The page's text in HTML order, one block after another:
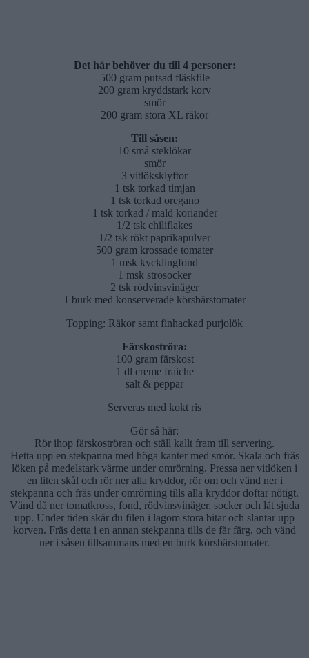
Det här behöver du till 4 personer:
500 gram putsad fläskfile
200 gram kryddstark korv
smör
200 gram stora XL räkor
Till såsen:
10 små steklökar
smör
3 vitlöksklyftor
1 tsk torkad timjan
1 tsk torkad oregano
1 tsk torkad / mald koriander
1/2 tsk chiliflakes
1/2 tsk rökt paprikapulver
500 gram krossade tomater
1 msk kycklingfond
1 msk strösocker
2 tsk rödvinsvinäger
1 burk med konserverade körsbärstomater
Topping: Räkor samt finhackad purjolök
Färskoströra:
100 gram färskost
1 dl creme fraiche
salt & peppar
Serveras med kokt ris
Gör så här:
Rör ihop färskoströran och ställ kallt fram till servering.
Hetta upp en stekpanna med höga kanter med smör. Skala och fräs
löken på medelstark värme under omrörning. Pressa ner vitlöken i
en liten skål och rör ner alla kryddor, rör om och vänd ner i
stekpanna och fräs under omrörning tills alla kryddor doftar nötigt.
Vänd då ner tomatkross, fond, rödvinsvinäger, socker och låt sjuda
upp. Under tiden skär du filen i lagom stora bitar och slantar upp
korven. Fräs detta i en annan stekpanna tills de får färg, och vänd
ner i såsen tillsammans med en burk körsbärstomater.